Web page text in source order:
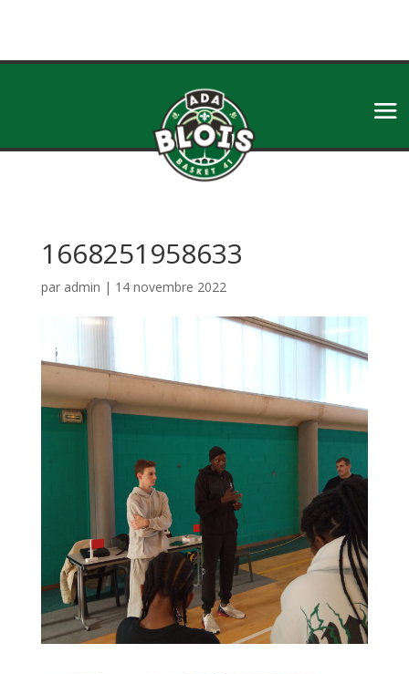
1668251958633
par admin | 14 novembre 2022